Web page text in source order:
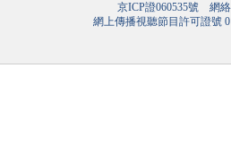
京ICP證060535號網絡
網上傳播視聽節目許可證號